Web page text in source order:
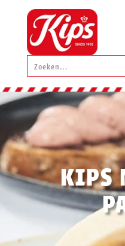
KIPS